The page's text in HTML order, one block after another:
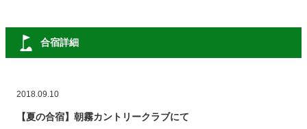
合宿詳細
2018.09.10
【夏の合宿】朝霧カントリークラブにて